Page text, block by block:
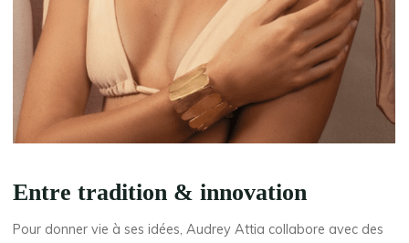
Entre tradition & innovation
Pour donner vie à ses idées, Audrey Attia collabore avec des